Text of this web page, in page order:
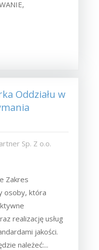
Oddziału w
Sp. Z o.o.
Zakres
osoby, która
realizację usług
jakości.
należeć:...